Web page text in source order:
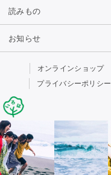
読みもの
お知らせ
オンラインショップ
プライバシーポリシー